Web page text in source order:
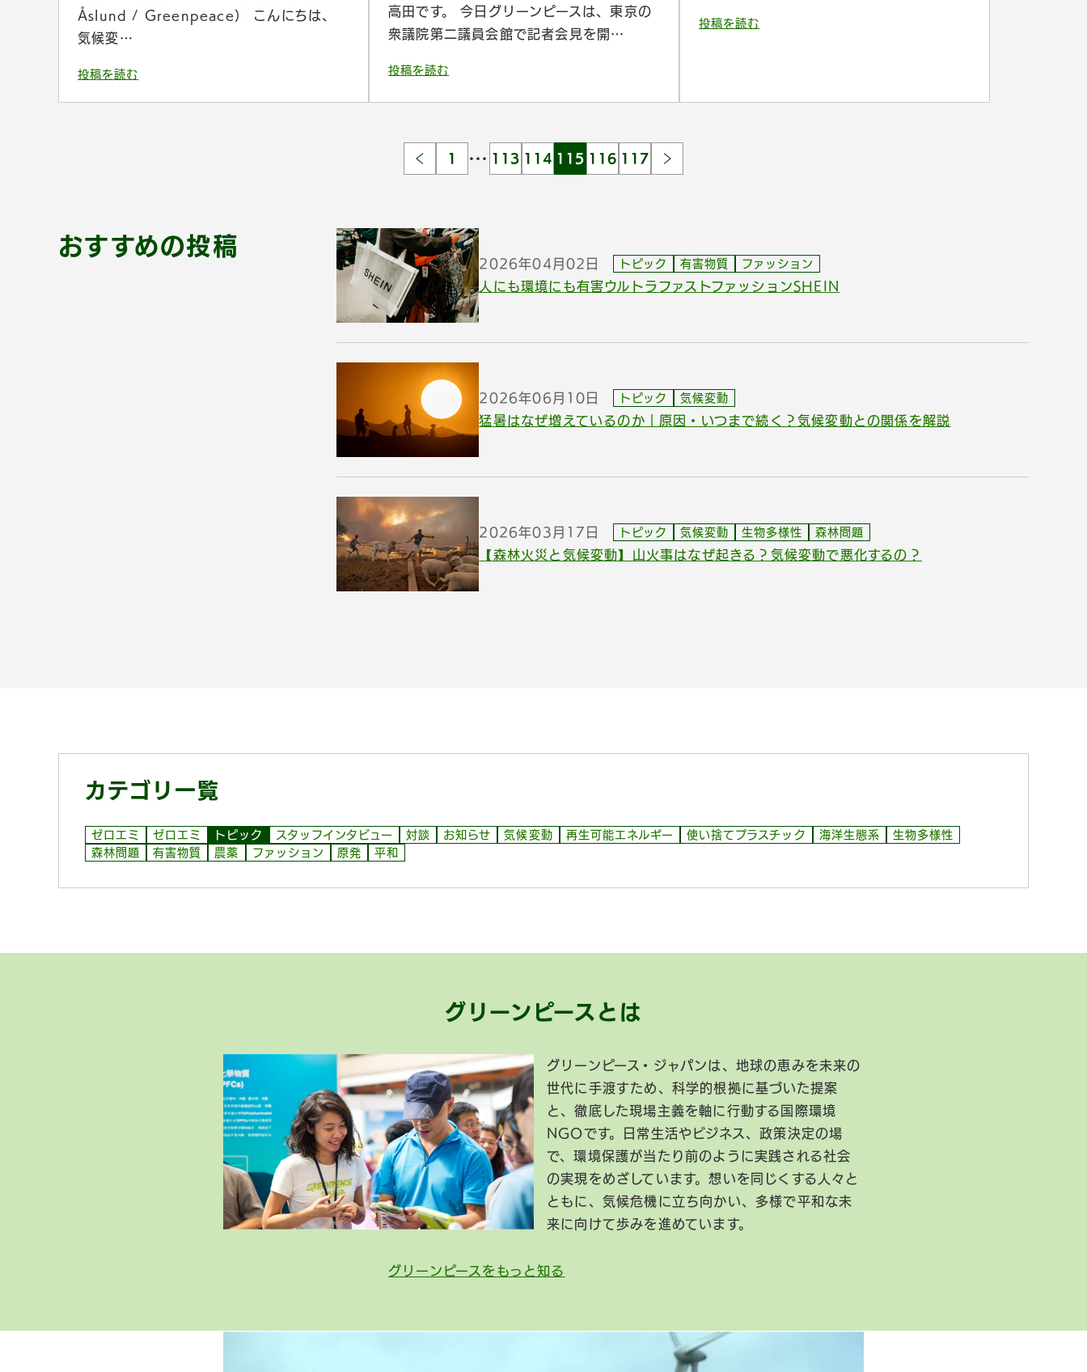
Åslund / Greenpeace） こんにちは、
気候変…
投稿を読む
高田です。 今日グリーンピースは、東京の
衆議院第二議員会館で記者会見を開…
投稿を読む
投稿を読む
1 … 113 114 115 116 117
おすすめの投稿
2026年04月02日 トピック 有害物質 ファッション
人にも環境にも有害ウルトラファストファッションSHEIN
2026年06月10日 トピック 気候変動
猛暑はなぜ増えているのか｜原因・いつまで続く？気候変動との関係を解説
2026年03月17日 トピック 気候変動 生物多様性 森林問題
【森林火災と気候変動】山火事はなぜ起きる？気候変動で悪化するの？
カテゴリ一覧
ゼロエミ ゼロエミ トピック スタッフインタビュー 対談 お知らせ 気候変動 再生可能エネルギー 使い捨てプラスチック 海洋生態系
生物多様性
森林問題
有害物質 農薬 ファッション 原発 平和
グリーンピースとは
グリーンピース・ジャパンは、地球の恵みを未来の
世代に手渡すため、科学的根拠に基づいた提案
と、徹底した現場主義を軸に行動する国際環境
NGOです。日常生活やビジネス、政策決定の場
で、環境保護が当たり前のように実践される社会
の実現をめざしています。想いを同じくする人々と
ともに、気候危機に立ち向かい、多様で平和な未
来に向けて歩みを進めています。
グリーンピースをもっと知る